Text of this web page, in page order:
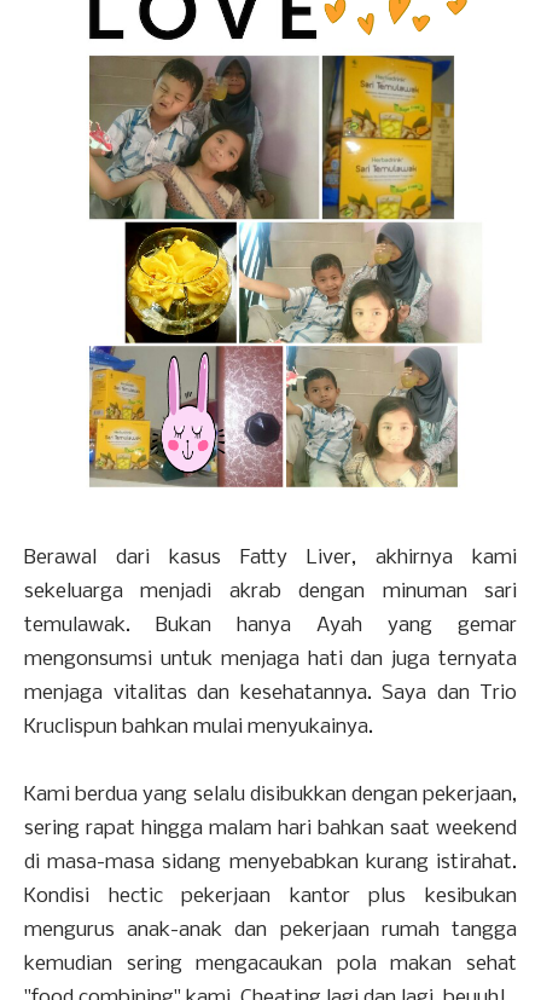
Berawal dari kasus Fatty Liver, akhirnya kami
sekeluarga menjadi akrab dengan minuman sari
temulawak. Bukan hanya Ayah yang gemar
mengonsumsi untuk menjaga hati dan juga ternyata
menjaga vitalitas dan kesehatannya. Saya dan Trio
Kruclispun bahkan mulai menyukainya.
Kami berdua yang selalu disibukkan dengan pekerjaan,
sering rapat hingga malam hari bahkan saat weekend
di masa-masa sidang menyebabkan kurang istirahat.
Kondisi hectic pekerjaan kantor plus kesibukan
mengurus anak-anak dan pekerjaan rumah tangga
kemudian sering mengacaukan pola makan sehat